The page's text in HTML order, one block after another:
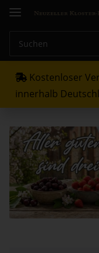
Kostenloser
innerhalb